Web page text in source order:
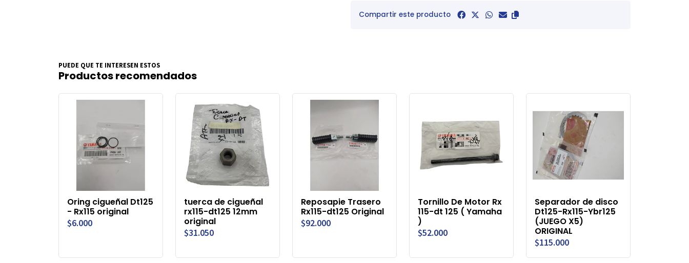
Compartir este producto
PUEDE QUE TE INTERESEN ESTOS
Productos recomendados
Oring cigueñal Dt125
- Rx115 original
$6.000
tuerca de cigueñal
rx115-dt125 12mm
original
$31.050
Reposapie Trasero
Rx115-dt125 Original
$92.000
Tornillo De Motor Rx
115-dt 125 ( Yamaha
)
$52.000
Separador de disco
Dt125-Rx115-Ybr125
(JUEGO X5)
ORIGINAL
$115.000